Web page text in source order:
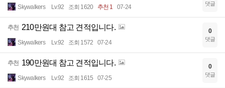
Skywalkers Lv.92 조회 1620 추천 1 07-24 댓글
추천 210만원대 참고 견적입니다.
Skywalkers Lv.92 조회 1572 07-24
0
댓글
추천 190만원대 참고 견적입니다.
Skywalkers Lv.92 조회 1615 07-25
0
댓글